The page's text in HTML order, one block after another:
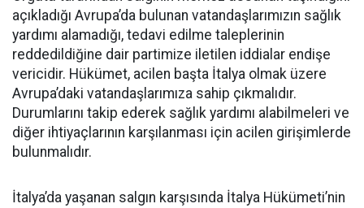
açıkladığı Avrupa’da bulunan vatandaşlarımızın sağlık
yardımı alamadığı, tedavi edilme taleplerinin
reddedildiğine dair partimize iletilen iddialar endişe
vericidir. Hükümet, acilen başta İtalya olmak üzere
Avrupa’daki vatandaşlarımıza sahip çıkmalıdır.
Durumlarını takip ederek sağlık yardımı alabilmeleri ve
diğer ihtiyaçlarının karşılanması için acilen girişimlerde
bulunmalıdır.
İtalya’da yaşanan salgın karşısında İtalya Hükümeti’nin